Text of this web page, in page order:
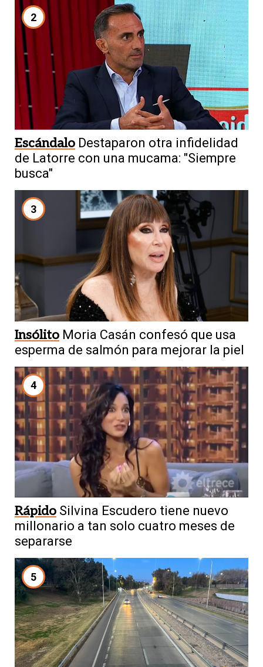
2
Escándalo Destaparon otra infidelidad
de Latorre con una mucama: "Siempre
busca"
3
Insólito Moria Casán confesó que usa
esperma de salmón para mejorar la piel
4
Rápido Silvina Escudero tiene nuevo
millonario a tan solo cuatro meses de
separarse
5